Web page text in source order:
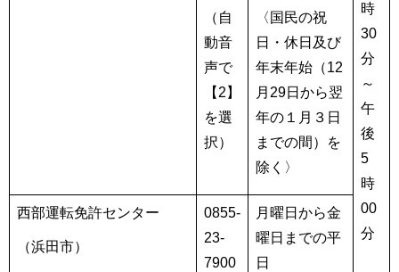
（自
動音
声で
【2】
を選
択）
〈国民の祝
日・休日及び
年末年始（12
月29日から翌
年の１月３日
までの間）を
除く〉
時
30
分
～
午
後
5
時
00
分
西部運転免許センター
（浜田市）
0855-
23-
7900
月曜日から金
曜日までの平
日